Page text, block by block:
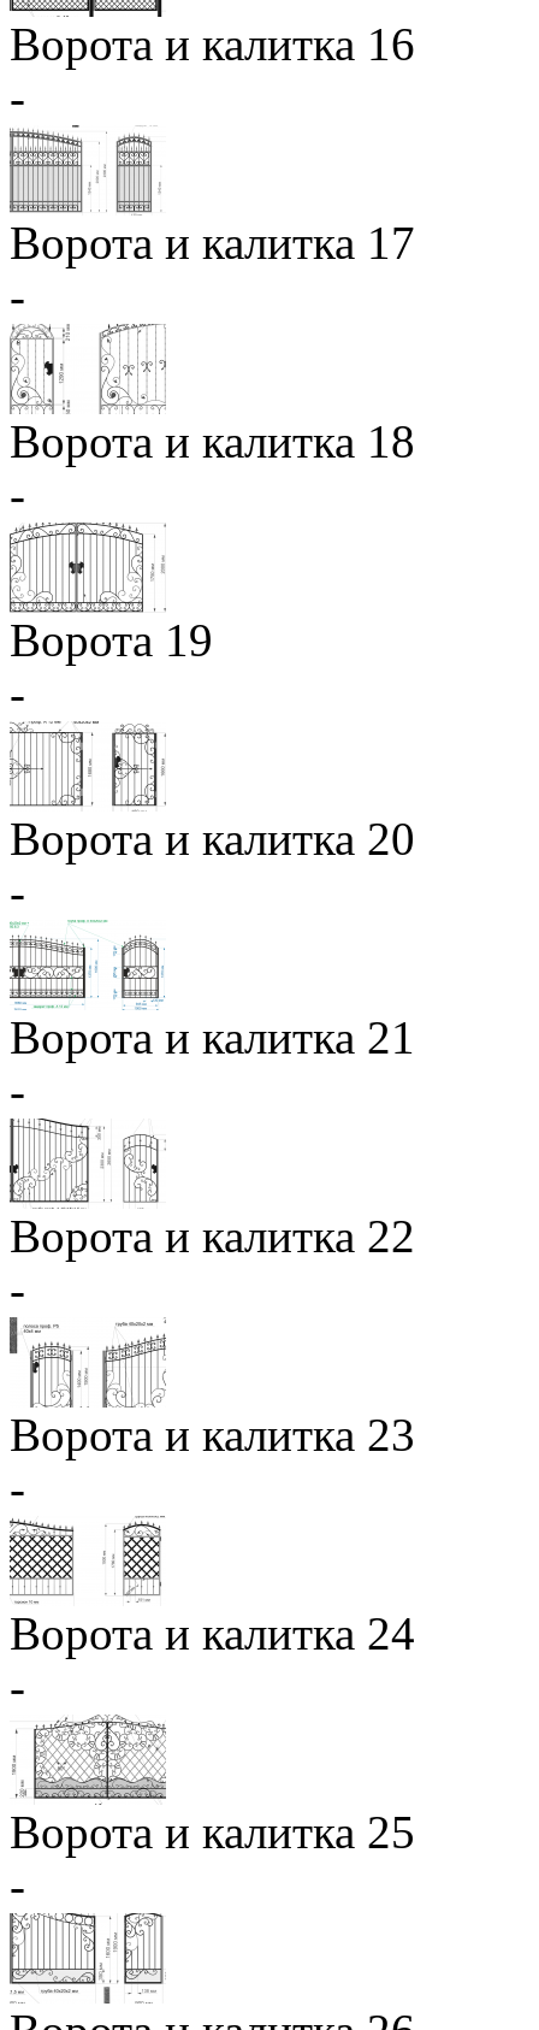
Ворота и калитка 16
-
Ворота и калитка 17
-
Ворота и калитка 18
-
Ворота 19
-
Ворота и калитка 20
-
Ворота и калитка 21
-
Ворота и калитка 22
-
Ворота и калитка 23
-
Ворота и калитка 24
-
Ворота и калитка 25
-